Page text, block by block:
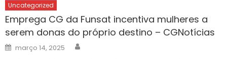
Uncategorized
Emprega CG da Funsat incentiva mulheres a
serem donas do próprio destino – CGNotícias
Posted
on
março 14, 2025